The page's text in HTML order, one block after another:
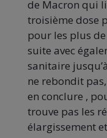
de Macron qui
troisième dose
pour les plus
suite avec
sanitaire
ne rebondit
en conclure ,
trouve pas les
élargissement